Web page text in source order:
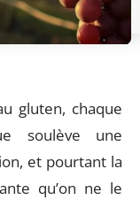
gluten, chaque
soulève une
et pourtant la
qu’on ne le